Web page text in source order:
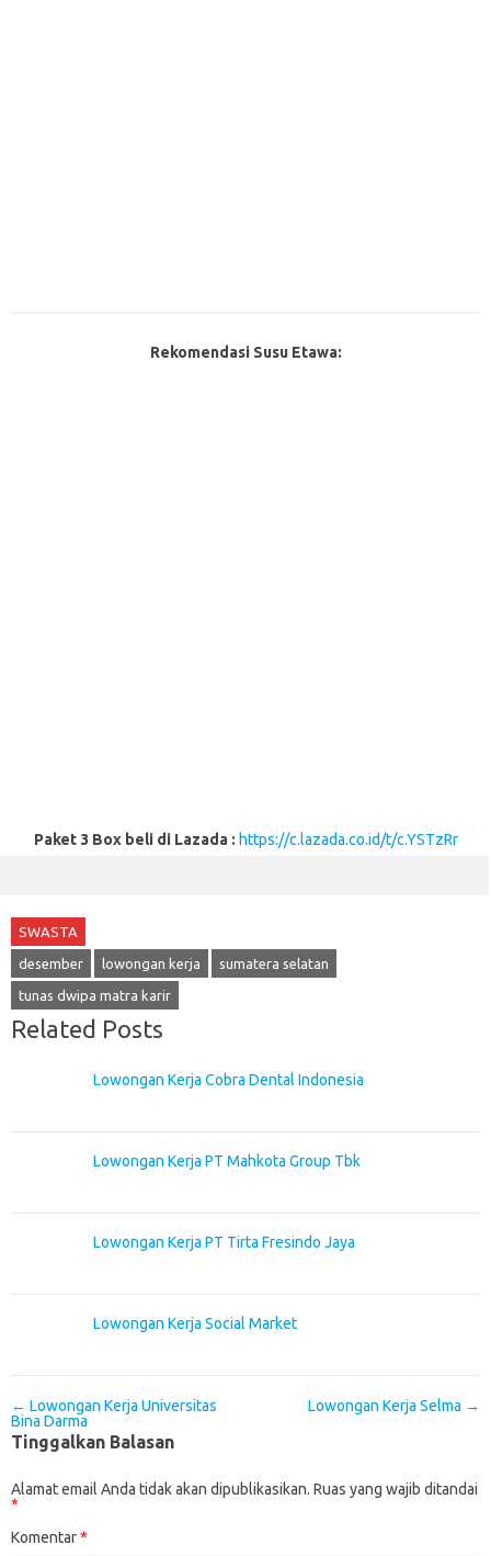
Rekomendasi Susu Etawa:
Paket 3 Box beli di Lazada : https://c.lazada.co.id/t/c.YSTzRr
SWASTA
desember lowongan kerja sumatera selatan
tunas dwipa matra karir
Related Posts
Lowongan Kerja Cobra Dental Indonesia
Lowongan Kerja PT Mahkota Group Tbk
Lowongan Kerja PT Tirta Fresindo Jaya
Lowongan Kerja Social Market
Post navigation
← Lowongan Kerja Universitas
Bina Darma
Lowongan Kerja Selma →
Tinggalkan Balasan
Alamat email Anda tidak akan dipublikasikan. Ruas yang wajib ditandai
*
Komentar*